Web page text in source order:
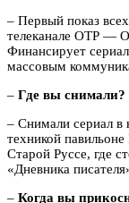
– Первый показ
телеканале ОТР —
Финансирует
массовым
– Где вы снимали?
– Снимали сериал
техникой
Старой Руссе, где
«Дневника
– Когда вы